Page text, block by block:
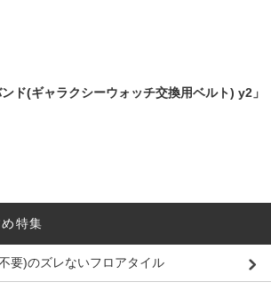
ド(ギャラクシーウォッチ交換用ベルト) y2」
特集
要)のズレないフロアタイル